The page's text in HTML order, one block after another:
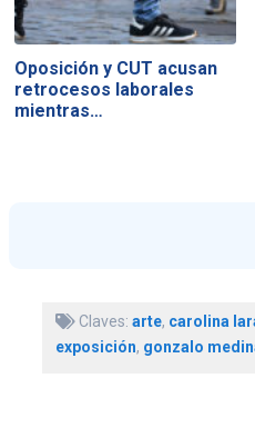
Oposición y CUT acusan
retrocesos laborales
mientras…
Claves: arte, carolina
exposición, gonzalo